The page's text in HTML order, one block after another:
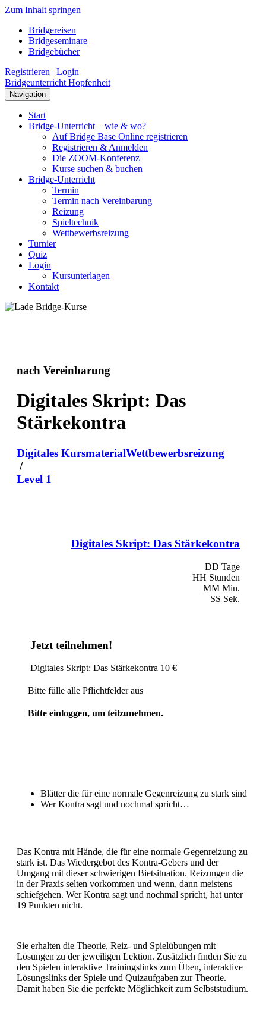
Zum Inhalt springen
Bridgereisen
Bridgeseminare
Bridgebücher
Registrieren | Login
Bridgeunterricht Hopfenheit
Navigation
Start
Bridge-Unterricht – wie & wo?
Auf Bridge Base Online registrieren
Registrieren & Anmelden
Die ZOOM-Konferenz
Kurse suchen & buchen
Bridge-Unterricht
Termin
Termin nach Vereinbarung
Reizung
Spieltechnik
Wettbewerbsreizung
Turnier
Quiz
Login
Kursunterlagen
Kontakt
nach Vereinbarung
Digitales Skript: Das
Stärkekontra
Digitales KursmaterialWettbewerbsreizung
/
Level 1
Digitales Skript: Das Stärkekontra
DD Tage
HH Stunden
MM Min.
SS Sek.
Jetzt teilnehmen!
Digitales Skript: Das Stärkekontra 10 €
Bitte fülle alle Pflichtfelder aus
Bitte einloggen, um teilzunehmen.
Blätter die für eine normale Gegenreizung zu stark sind
Wer Kontra sagt und nochmal spricht…
Das Kontra mit Hände, die für eine normale Gegenreizung zu
stark ist. Das Wiedergebot des Kontra-Gebers und der
Umgang mit dieser schwierigen Bietsituation. Reizungen die
in der Praxis selten vorkommen und wenn, dann meistens
schiefgehen. Wer Kontra sagt und nochmal spricht, hat unter
19 Punkten nicht.
Sie erhalten die Theorie, Reiz- und Spielübungen mit
Lösungen zu der jeweiligen Lektion. Zusätzlich finden Sie zu
den Spielen interaktive Trainingslinks zum Üben, interaktive
Lösungslinks der Spiele und Quizaufgaben zur Theorie.
Damit haben Sie die perfekte Möglichkeit zum Selbststudium.